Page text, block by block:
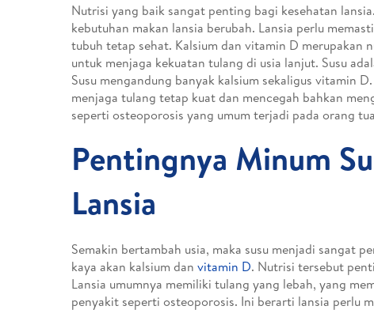
Nutrisi yang baik sangat penting bagi kesehatan
kebutuhan makan lansia berubah. Lansia perlu
tubuh tetap sehat. Kalsium dan vitamin D merupakan
untuk menjaga kekuatan tulang di usia lanjut. Susu
Susu mengandung banyak kalsium sekaligus vitamin
menjaga tulang tetap kuat dan mencegah bahkan
seperti osteoporosis yang umum terjadi pada orang
Pentingnya Minum
Lansia
Semakin bertambah usia, maka susu menjadi sangat
kaya akan kalsium dan vitamin D. Nutrisi tersebut
Lansia umumnya memiliki tulang yang lebah, yang
penyakit seperti osteoporosis. Ini berarti lansia perlu